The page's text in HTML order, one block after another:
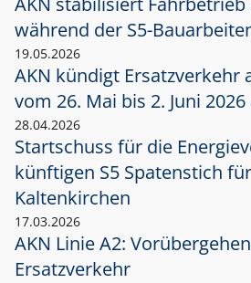
während der S5-
19.05.2026
AKN kündigt Ersatzverkehr
vom 26. Mai bis 2. Juni 2026
28.04.2026
Startschuss für die
künftigen S5 Spatenstich
Kaltenkirchen
17.03.2026
AKN Linie A2:
Ersatzverkehr